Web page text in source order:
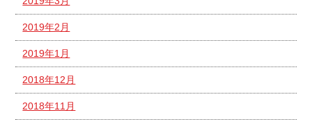
2019年2月
2019年1月
2018年12月
2018年11月